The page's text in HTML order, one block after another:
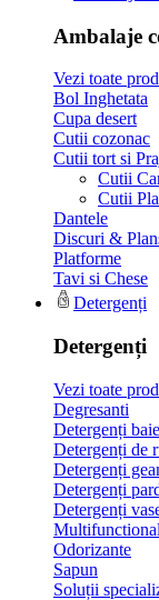
Ambalaje
Vezi toate
Bol Inghetata
Cupa desert
Cutii cozonac
Cutii tort si
Cutii
Cutii
Dantele
Discuri &
Platforme
Tavi si Chese
Detergenți
Detergenți
Vezi toate
Degresanti
Detergenți
Detergenți de
Detergenți
Detergenți
Detergenți
Multifunctional
Odorizante
Sapun
Soluții